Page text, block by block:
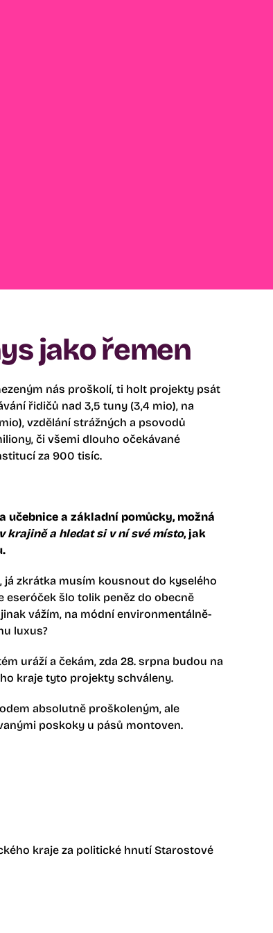
jako řemen
nás proškolí, ti holt projekty psát
řidičů nad 3,5 tuny (3,4 mio), na
vzdělání strážných a psovodů
či všemi dlouho očekávané
za 900 tisíc.
a základní pomůcky, možná
krajině a hledat si v ní své místo, jak
já zkrátka musím kousnout do kyselého
eseróček šlo tolik peněz do obecně
vážím, na módní environmentálně-
luxus?
uráží a čekám, zda 28. srpna budou na
kraje tyto projekty schváleny.
absolutně proškoleným, ale
poskoky u pásů montoven.
kraje za politické hnutí Starostové